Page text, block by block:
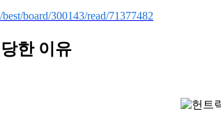
board/300143/read/71377482
한 이유